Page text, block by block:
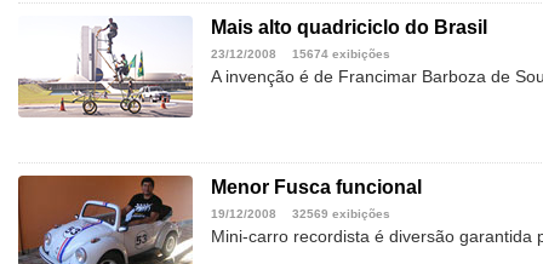
Mais alto quadriciclo do Brasil
23/12/2008 15674 exibições
A invenção é de Francimar Barboza de
Menor Fusca funcional
19/12/2008 32569 exibições
Mini-carro recordista é diversão garantida